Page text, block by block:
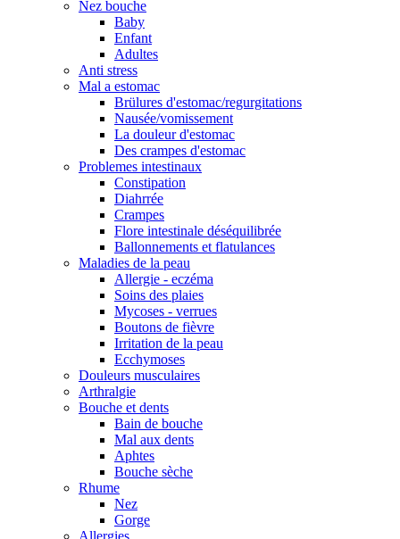
Nez bouche
Baby
Enfant
Adultes
Anti stress
Mal a estomac
Brülures d'estomac/regurgitations
Nausée/vomissement
La douleur d'estomac
Des crampes d'estomac
Problemes intestinaux
Constipation
Diahrrée
Crampes
Flore intestinale déséquilibrée
Ballonnements et flatulances
Maladies de la peau
Allergie - eczéma
Soins des plaies
Mycoses - verrues
Boutons de fièvre
Irritation de la peau
Ecchymoses
Douleurs musculaires
Arthralgie
Bouche et dents
Bain de bouche
Mal aux dents
Aphtes
Bouche sèche
Rhume
Nez
Gorge
Allergies